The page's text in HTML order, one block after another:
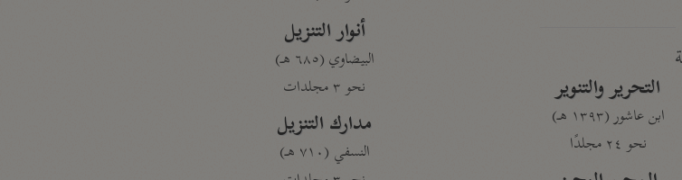
التحرير والتنوير
ابن عاشور (١٣٩٣ هـ)
نحو ٢٤ مجلدًا
أنوار التنزيل
البيضاوي (٦٨٥ هـ)
نحو ٣ مجلدات
مدارك التنزيل
النسفي (٧١٠ هـ)